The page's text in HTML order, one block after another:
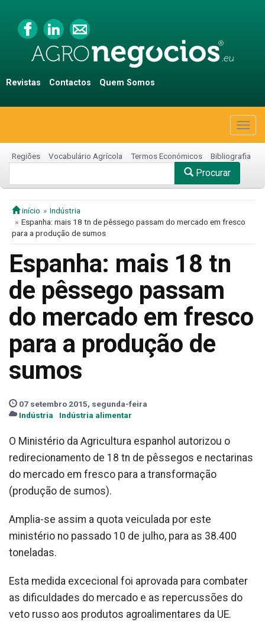
Revistas Contactos Quem Somos
Regiões Vocabulário Agrícola Termos Económicos Bibliografia
Procurar
início
Indústria
Espanha: mais 18 tn de pêssego passam do mercado em fresco
para a produção de sumos
Espanha: mais 18 tn
de pêssego passam
do mercado em fresco
para a produção de
sumos
07 setembro 2015, segunda-feira
Indústria
Indústria alimentar
O Ministério da Agricultura espanhol autorizou o
redirecionamento de 18 tn de pêssegos e nectarinas
do mercado em fresco para a transformação
(produção de sumos).
Amplia-se assim a quota veiculada por este
ministério no passado 10 de julho, para as 38.400
toneladas.
Esta medida excecional foi aprovada para combater
as dificuldades do mercado e as repercussões do
veto russo aos produtos agroalimentares da UE.